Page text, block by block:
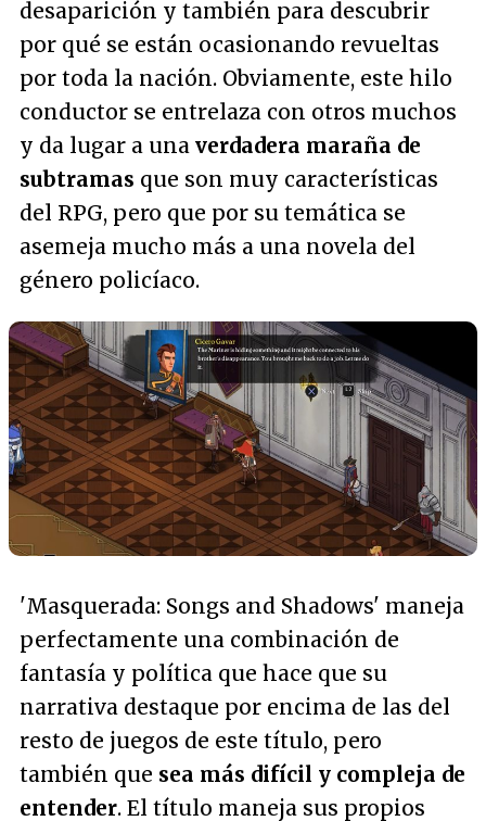
desaparición y también para descubrir
por qué se están ocasionando revueltas
por toda la nación. Obviamente, este hilo
conductor se entrelaza con otros muchos
y da lugar a una verdadera maraña de
subtramas que son muy características
del RPG, pero que por su temática se
asemeja mucho más a una novela del
género policíaco.
'Masquerada: Songs and Shadows' maneja
perfectamente una combinación de
fantasía y política que hace que su
narrativa destaque por encima de las del
resto de juegos de este título, pero
también que sea más difícil y compleja de
entender. El título maneja sus propios